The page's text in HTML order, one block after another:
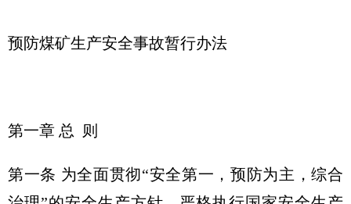
预防煤矿生产安全事故暂行办法
第一章 总 则
第一条 为全面贯彻“安全第一，预防为主，综合